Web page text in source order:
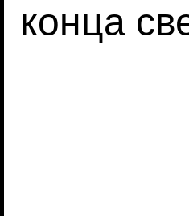
конца